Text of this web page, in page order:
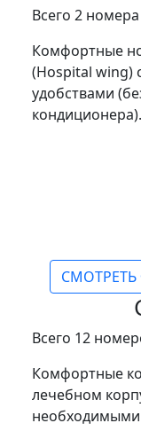
Всего 2
Комфортные
(Hospital wing)
удобствами
кондиционера).
Всего 12
Комфортные
лечебном
необходимыми